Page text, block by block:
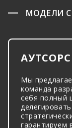
МОДЕЛИ
Мы
команда
себя полный
гарантируем